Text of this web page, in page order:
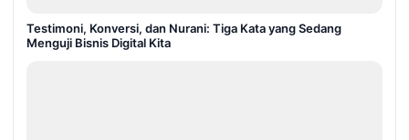
Testimoni, Konversi, dan Nurani: Tiga Kata yang Sedang
Menguji Bisnis Digital Kita